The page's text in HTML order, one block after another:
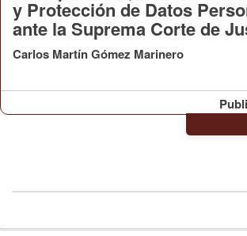
y Protección de Datos
ante la Suprema Corte de
Carlos Martín Gómez Marinero